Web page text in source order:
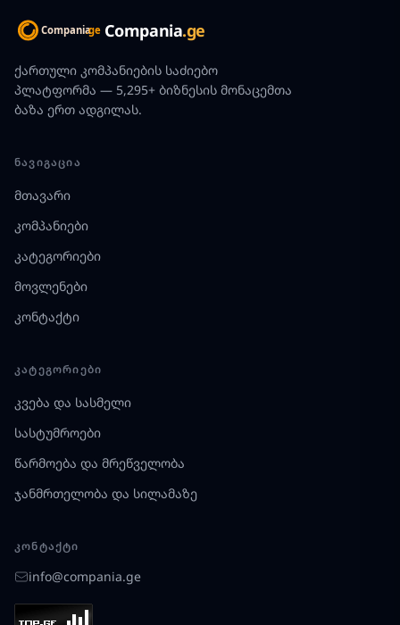
Compania.ge
ქართული კომპანიების საძიებო
პლატფორმა — 5,295+ ბიზნესის მონაცემთა
ბაზა ერთ ადგილას.
ᲜᲐᲕᲘᲒᲐᲪᲘᲐ
მთავარი
კომპანიები
კატეგორიები
მოვლენები
კონტაქტი
ᲙᲐᲢᲔᲒᲝᲠᲘᲔᲑᲘ
კვება და სასმელი
სასტუმროები
წარმოება და მრეწველობა
ჯანმრთელობა და სილამაზე
ᲙᲝᲜᲢᲐᲥᲢᲘ
info@compania.ge